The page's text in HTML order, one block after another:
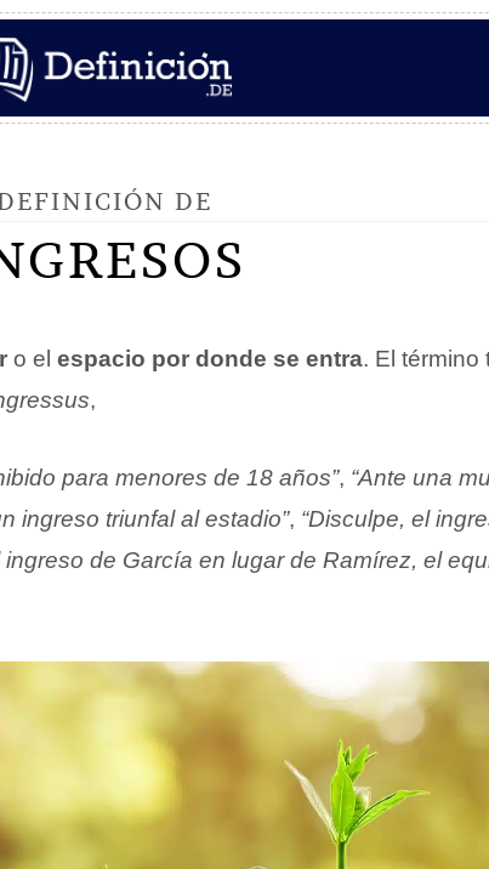
DE
o el espacio por donde se entra. El término
,
para menores de 18 años”, “Ante una
ingreso triunfal al estadio”, “Disculpe, el
ingreso de García en lugar de Ramírez, el